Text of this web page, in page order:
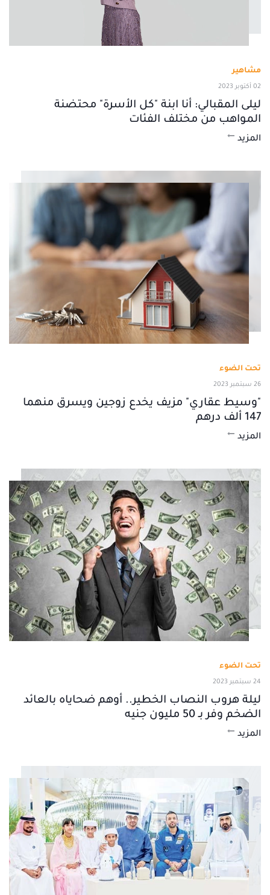
مشاهير
02 أكتوبر 2023
ليلى المقبالي: أنا ابنة "كل الأسرة" محتضنة
المواهب من مختلف الفئات
المزيد
تحت الضوء
26 سبتمبر 2023
"وسيط عقاري" مزيف يخدع زوجين ويسرق منهما
147 ألف درهم
المزيد
تحت الضوء
24 سبتمبر 2023
ليلة هروب النصاب الخطير.. أوهم ضحاياه بالعائد
الضخم وفر بـ 50 مليون جنيه
المزيد